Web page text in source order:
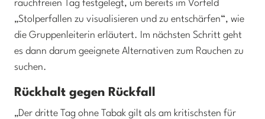
rauchfreien Tag festgelegt, um bereits im Vorfeld
„Stolperfallen zu visualisieren und zu entschärfen“, wie
die Gruppenleiterin erläutert. Im nächsten Schritt geht
es dann darum geeignete Alternativen zum Rauchen zu
suchen.
Rückhalt gegen Rückfall
„Der dritte Tag ohne Tabak gilt als am kritischsten für